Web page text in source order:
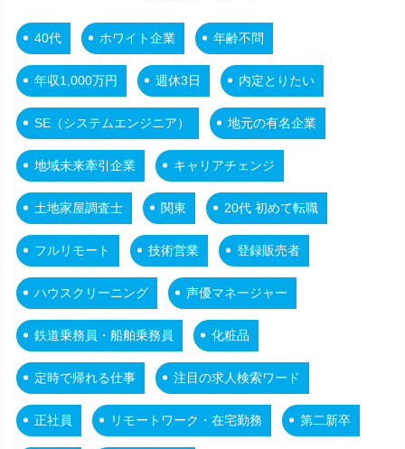
40代 ホワイト企業 年齢不問
年収1,000万円 週休3日 内定とりたい
SE（システムエンジニア） 地元の有名企業
地域未来牽引企業 キャリアチェンジ
土地家屋調査士 関東 20代 初めて転職
フルリモート 技術営業 登録販売者
ハウスクリーニング 声優マネージャー
鉄道乗務員・船舶乗務員 化粧品
定時で帰れる仕事 注目の求人検索ワード
正社員 リモートワーク・在宅勤務 第二新卒